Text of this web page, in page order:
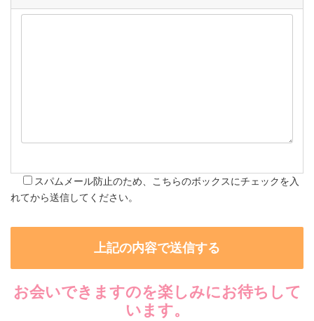
スパムメール防止のため、こちらのボックスにチェックを入
れてから送信してください。
お会いできますのを楽しみにお待ちして
います。